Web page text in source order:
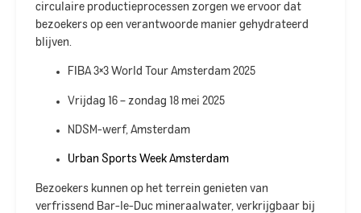
circulaire productieprocessen zorgen we ervoor dat
bezoekers op een verantwoorde manier gehydrateerd
blijven.​
FIBA 3×3 World Tour Amsterdam 2025
Vrijdag 16 – zondag 18 mei 2025
NDSM-werf, Amsterdam
Urban Sports Week Amsterdam
Bezoekers kunnen op het terrein genieten van
verfrissend Bar-le-Duc mineraalwater, verkrijgbaar bij